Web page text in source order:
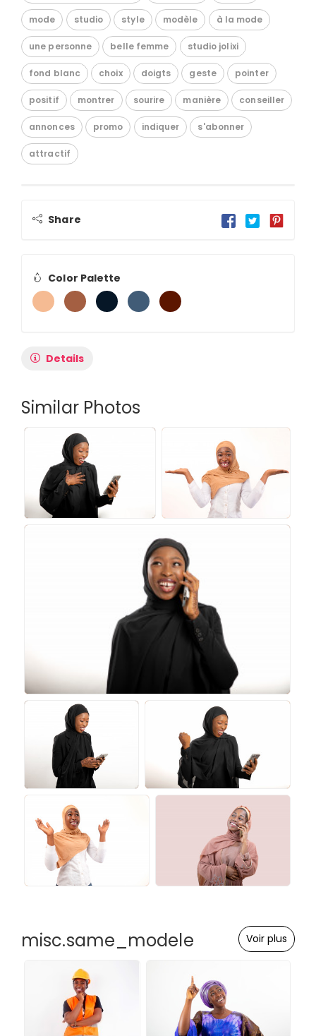
mode studio style modèle à la mode
une personne belle femme studio jolixi
fond blanc choix doigts geste pointer
positif montrer sourire manière conseiller
annonces promo indiquer s'abonner
attractif
Share
Color Palette
Details
Similar Photos
misc.same_modele Voir plus